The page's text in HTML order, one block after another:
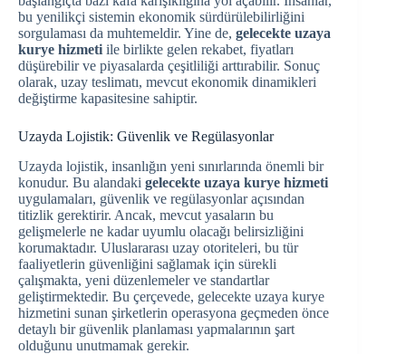
bu yenilikçi sistemin ekonomik sürdürülebilirliğini
sorgulaması da muhtemeldir. Yine de, gelecekte uzaya
kurye hizmeti ile birlikte gelen rekabet, fiyatları
düşürebilir ve piyasalarda çeşitliliği arttırabilir. Sonuç
olarak, uzay teslimatı, mevcut ekonomik dinamikleri
değiştirme kapasitesine sahiptir.
Uzayda Lojistik: Güvenlik ve Regülasyonlar
Uzayda lojistik, insanlığın yeni sınırlarında önemli bir
konudur. Bu alandaki gelecekte uzaya kurye hizmeti
uygulamaları, güvenlik ve regülasyonlar açısından
titizlik gerektirir. Ancak, mevcut yasaların bu
gelişmelerle ne kadar uyumlu olacağı belirsizliğini
korumaktadır. Uluslararası uzay otoriteleri, bu tür
faaliyetlerin güvenliğini sağlamak için sürekli
çalışmakta, yeni düzenlemeler ve standartlar
geliştirmektedir. Bu çerçevede, gelecekte uzaya kurye
hizmetini sunan şirketlerin operasyona geçmeden önce
detaylı bir güvenlik planlaması yapmalarının şart
olduğunu unutmamak gerekir.